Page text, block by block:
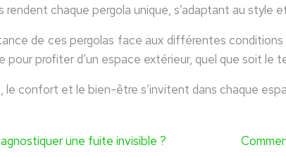
chaque pergola unique, s’adaptant au style
de ces pergolas face aux différentes
profiter d’un espace extérieur, quel que soit le
confort et le bien-être s’invitent dans chaque
une fuite invisible ?